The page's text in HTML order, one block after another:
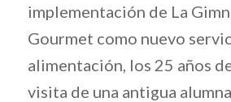
implementación de La
Gourmet como nuevo
alimentación, los 25 años
visita de una antigua